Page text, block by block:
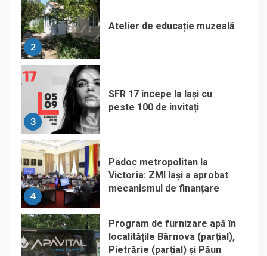
2
Atelier de educație muzeală
3
SFR 17 începe la Iași cu
peste 100 de invitați
4
Padoc metropolitan la
Victoria: ZMI Iași a aprobat
mecanismul de finanțare
Program de furnizare apă în
localitățile Bârnova (parțial),
Pietrărie (parțial) și Păun